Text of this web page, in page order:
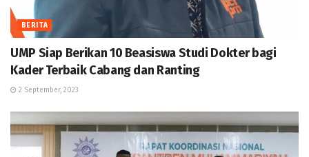
BERITA
UMP Siap Berikan 10 Beasiswa Studi Dokter bagi
Kader Terbaik Cabang dan Ranting
2 September, 2023